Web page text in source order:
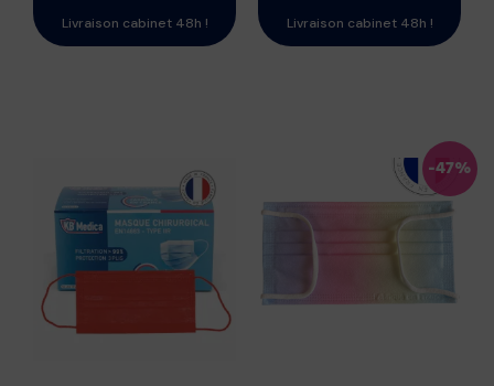
Livraison cabinet 48h ! Livraison cabinet 48h !
-47%